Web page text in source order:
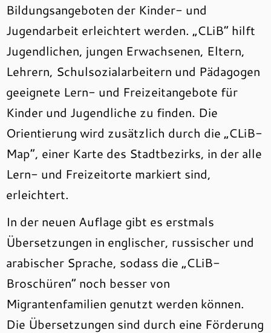
Bildungsangeboten der Kinder- und
Jugendarbeit erleichtert werden. „CLiB“ hilft
Jugendlichen, jungen Erwachsenen, Eltern,
Lehrern, Schulsozialarbeitern und Pädagogen
geeignete Lern- und Freizeitangebote für
Kinder und Jugendliche zu finden. Die
Orientierung wird zusätzlich durch die „CLiB-
Map“, einer Karte des Stadtbezirks, in der alle
Lern- und Freizeitorte markiert sind,
erleichtert.
In der neuen Auflage gibt es erstmals
Übersetzungen in englischer, russischer und
arabischer Sprache, sodass die „CLiB-
Broschüren“ noch besser von
Migrantenfamilien genutzt werden können.
Die Übersetzungen sind durch eine Förderung